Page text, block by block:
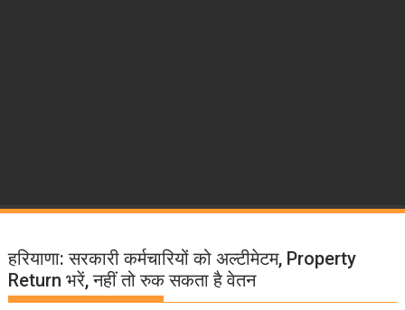
हरियाणा: सरकारी कर्मचारियों को अल्टीमेटम, Property
Return भरें, नहीं तो रुक सकता है वेतन